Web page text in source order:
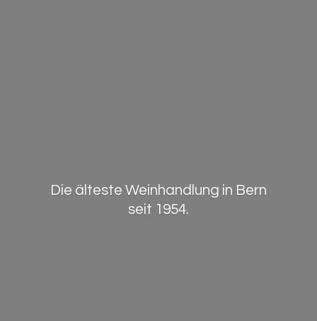
Die älteste Weinhandlung in Bern
seit 1954.